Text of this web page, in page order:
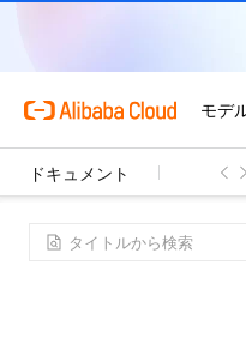
ドキュメント